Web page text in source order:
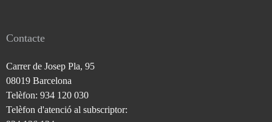
Contacte
Carrer de Josep Pla, 95
08019 Barcelona
Telèfon: 934 120 030
Telèfon d'atenció al subscriptor: